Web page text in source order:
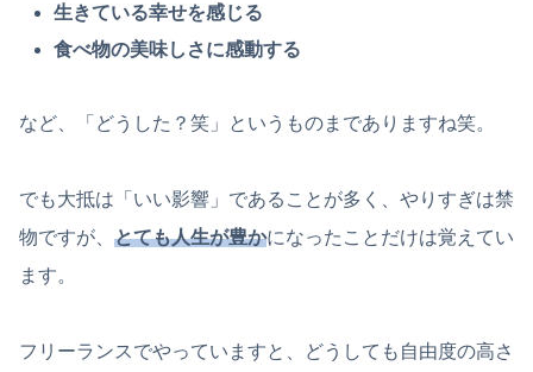
生きている幸せを感じる
食べ物の美味しさに感動する
など、「どうした？笑」というものまでありますね笑。
でも大抵は「いい影響」であることが多く、やりすぎは禁
物ですが、 とても人生が豊かになったことだけは覚えてい
ます。
フリーランスでやっていますと、どうしても自由度の高さ